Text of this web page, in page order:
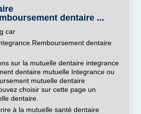
dentaire ...
car
dentaire
sur la mutuelle dentaire integrance
dentaire mutuelle Integrance ou
mutuelle dentaire
choisir sur cette page un
dentaire.
à la mutuelle santé dentaire